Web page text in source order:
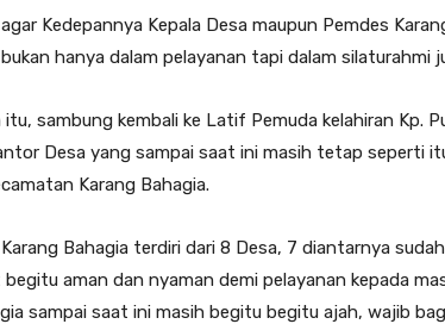
Kedepannya Kepala Desa maupun Pemdes
hanya dalam pelayanan tapi dalam silaturahmi
itu, sambung kembali ke Latif Pemuda kelahiran Kp.
Desa yang sampai saat ini masih tetap seperti
Karang Bahagia.
Bahagia terdiri dari 8 Desa, 7 diantarnya
aman dan nyaman demi pelayanan kepada
sampai saat ini masih begitu begitu ajah, wajib